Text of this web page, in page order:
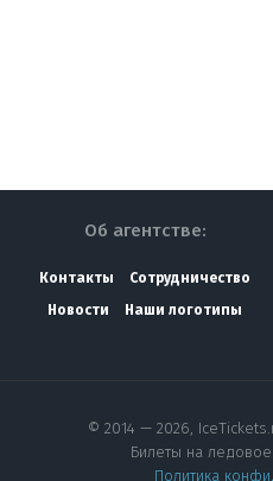
Об агентстве:
Контакты
Сотрудничество
Новости
Наши логотипы
© 2014 — 2026,
Билеты на
Политика